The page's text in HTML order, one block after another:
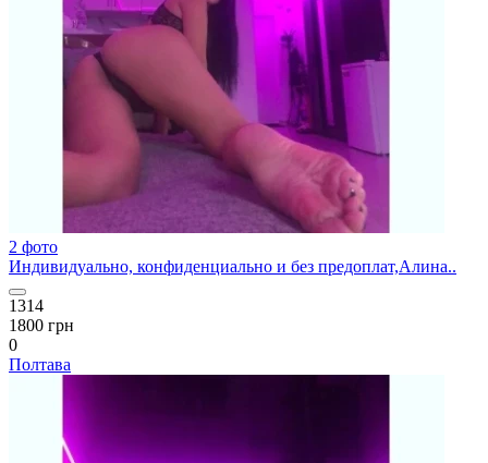
2 фото
Индивидуально, конфиденциально и без предоплат,Алина..
1314
1800 грн
0
Полтава